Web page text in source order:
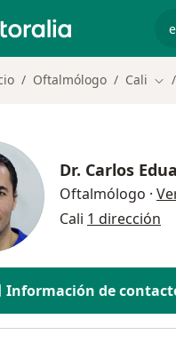
Oftalmólogo Cali
Dr. Carlos
Oftalmólogo ·
Cali 1 dirección
Información de